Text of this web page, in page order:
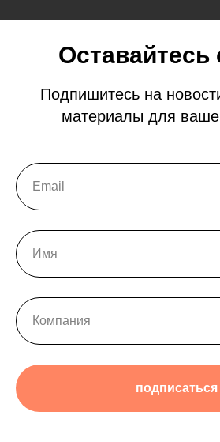
Оставайтесь
Подпишитесь на
материалы для
подписаться